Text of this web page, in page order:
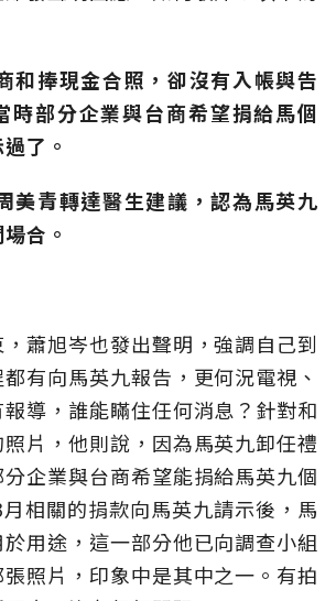
和捧現金合照，卻沒有入帳與告
時部分企業與台商希望捐給馬個
了。
美青轉達醫生建議，認為馬英九
合。
蕭旭岑也發出聲明，強調自己到
有向馬英九報告，更何況電視、
導，誰能瞞住任何消息？針對和
片，他則說，因為馬英九卸任禮
企業與台商希望能捐給馬英九個
相關的捐款向馬英九請示後，馬
用途，這一部分他已向調查小組
照片，印象中是其中之一。有拍